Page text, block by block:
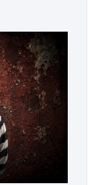
بالمدينة
بدعوى ممارسة
وهي الأفعال